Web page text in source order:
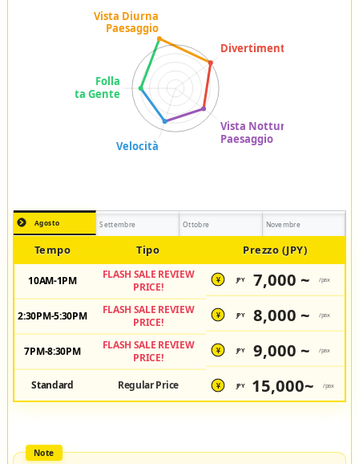
Agosto Settembre Ottobre Novembre
Tempo Tipo Prezzo (JPY)
10AM-1PM
FLASH SALE REVIEW
PRICE!
¥ JPY 7,000 ~ /pax
2:30PM-5:30PM
FLASH SALE REVIEW
PRICE!
¥ JPY 8,000 ~ /pax
7PM-8:30PM
FLASH SALE REVIEW
PRICE!
¥ JPY 9,000 ~ /pax
Standard Regular Price ¥ JPY 15,000~ /pax